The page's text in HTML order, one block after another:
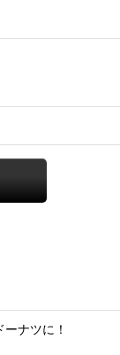
ナツに！